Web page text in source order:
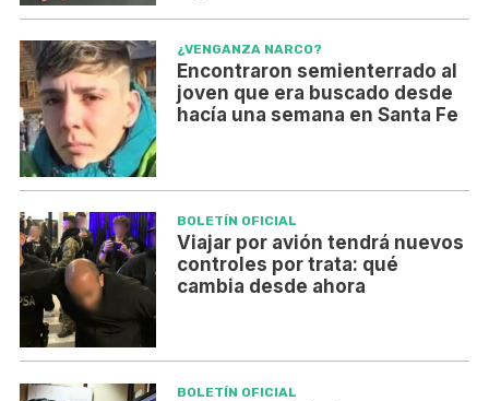
¿VENGANZA NARCO?
Encontraron semienterrado al
joven que era buscado desde
hacía una semana en Santa Fe
BOLETÍN OFICIAL
Viajar por avión tendrá nuevos
controles por trata: qué
cambia desde ahora
BOLETÍN OFICIAL